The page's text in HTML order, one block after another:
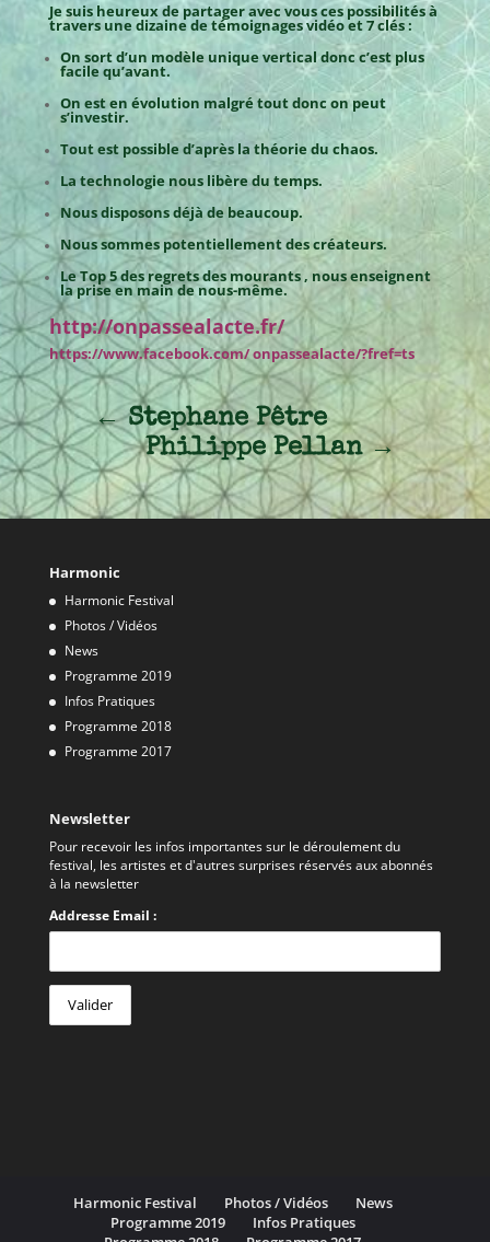
Je suis heureux de partager avec vous ces possibilités à
travers une dizaine de témoignages vidéo et 7 clés :
On sort d’un modèle unique vertical donc c’est plus
facile qu’avant.
On est en évolution malgré tout donc on peut
s’investir.
Tout est possible d’après la théorie du chaos.
La technologie nous libère du temps.
Nous disposons déjà de beaucoup.
Nous sommes potentiellement des créateurs.
Le Top 5 des regrets des mourants , nous enseignent
la prise en main de nous-même.
http://onpassealacte.fr/
https://www.facebook.com/ onpassealacte/?fref=ts
←Stephane Pêtre
Philippe Pellan→
Harmonic
Harmonic Festival
Photos / Vidéos
News
Programme 2019
Infos Pratiques
Programme 2018
Programme 2017
Newsletter
Pour recevoir les infos importantes sur le déroulement du
festival, les artistes et d'autres surprises réservés aux abonnés
à la newsletter
Addresse Email :
Harmonic Festival Photos / Vidéos
News
Programme 2019
Infos Pratiques